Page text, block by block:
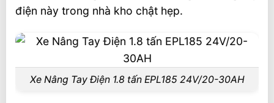
điện này trong nhà kho chật hẹp.
Xe Nâng Tay Điện 1.8 tấn EPL185 24V/20-30AH